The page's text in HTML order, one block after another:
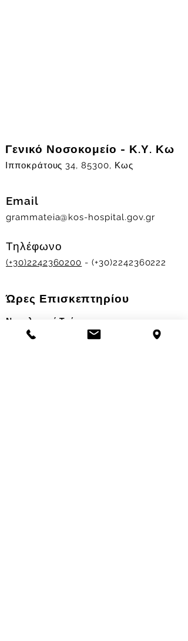
Γενικό Νοσοκομείο - Κ.Υ. Κω
Ιπποκράτους 34, 85300, Κως
Email
grammateia@kos-hospital.gov.gr
Τηλέφωνο
(+30)2242360200 - (+30)2242360222
Ώρες Επισκεπτηρίου
Νοσηλευτικά Τμήματα
Χειμερινό ωράριο: 11.00-13.00
17.30-19.30